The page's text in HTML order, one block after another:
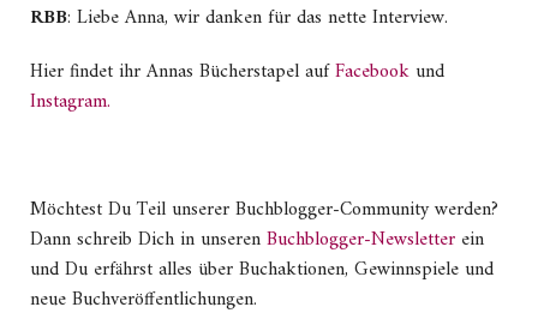
RBB: Liebe Anna, wir danken für das nette Interview.
Hier findet ihr Annas Bücherstapel aufFacebookund
Instagram.
Möchtest Du Teil unserer Buchblogger-Community werden?
Dann schreib Dich in unserenBuchblogger-Newsletter ein
und Du erfährst alles über Buchaktionen, Gewinnspiele und
neue Buchveröffentlichungen.